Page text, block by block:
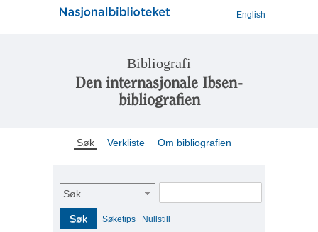
English
Bibliografi
Den internasjonale Ibsen-
bibliografien
Søk Verkliste Om bibliografien
Søk
Søk Søketips Nullstill